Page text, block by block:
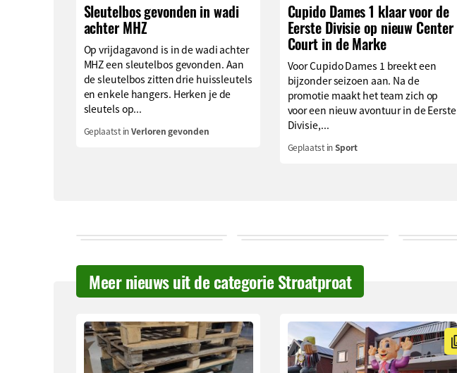
Sleutelbos gevonden in wadi
achter MHZ
Op vrijdagavond is in de wadi achter
MHZ een sleutelbos gevonden. Aan
de sleutelbos zitten drie huissleutels
en enkele hangers. Herken je de
sleutels op...
Geplaatst inVerloren gevonden
Cupido Dames 1 klaar voor de
Eerste Divisie op nieuw Center
Court in de Marke
Voor Cupido Dames 1 breekt een
bijzonder seizoen aan. Na de
promotie maakt het team zich op
voor een nieuw avontuur in de Eerste
Divisie,...
Geplaatst inSport
Meer nieuws uit de categorie Stroatproat